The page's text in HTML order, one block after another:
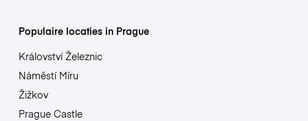
Populaire locaties in Prague
Království Železnic
Náměstí Míru
Žižkov
Prague Castle